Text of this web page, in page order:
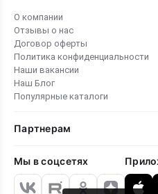
О компании
Отзывы о нас
Договор оферты
Политика конфиденциальности
Наши вакансии
Наш Блог
Популярные каталоги
Партнерам
Мы в соцсетях